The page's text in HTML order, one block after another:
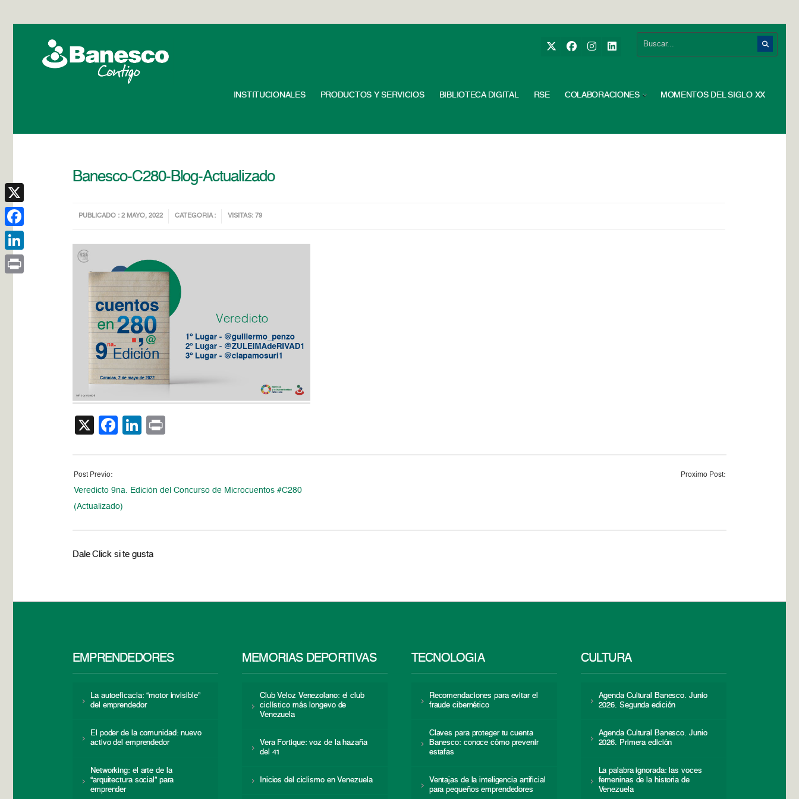
INSTITUCIONALES PRODUCTOS Y SERVICIOS BIBLIOTECA DIGITAL RSE COLABORACIONES MOMENTOS DEL SIGLO XX
Banesco-C280-Blog-Actualizado
PUBLICADO : 2 MAYO, 2022 CATEGORIA : VISITAS: 79
X Facebook
LinkedIn
Post Previo:
Veredicto 9na. Edición del Concurso de Microcuentos #C280
(Actualizado)
Proximo Post:
Dale Click si te gusta
EMPRENDEDORES
La autoeficacia: “motor invisible”
del emprendedor
El poder de la comunidad: nuevo
activo del emprendedor
Networking: el arte de la
“arquitectura social” para
emprender
MEMORIAS DEPORTIVAS
Club Veloz Venezolano: el club
ciclístico más longevo de
Venezuela
Vera Fortique: voz de la hazaña
del 41
Inicios del ciclismo en Venezuela
TECNOLOGÍA
Recomendaciones para evitar el
fraude cibernético
Claves para proteger tu cuenta
Banesco: conoce cómo prevenir
estafas
Ventajas de la inteligencia artificial
para pequeños emprendedores
CULTURA
Agenda Cultural Banesco. Junio
2026. Segunda edición
Agenda Cultural Banesco. Junio
2026. Primera edición
La palabra ignorada: las voces
femeninas de la historia de
Venezuela
X
Facebook
LinkedIn